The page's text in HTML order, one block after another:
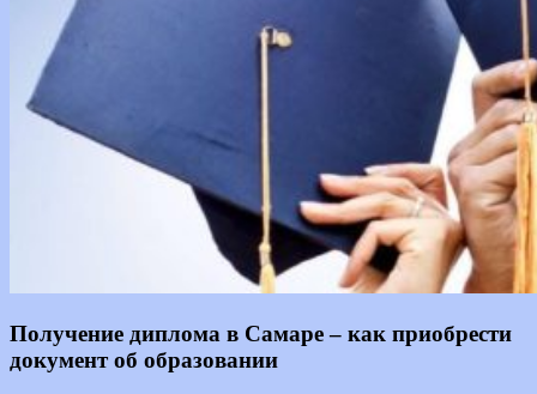
Text
Получение диплома в Самаре – как приобрести
документ об образовании